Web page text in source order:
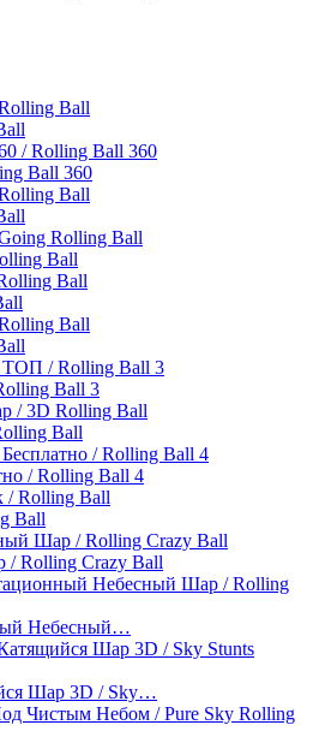
Ball 360
Ball
Ball 3
Ball
/ Rolling Ball 4
Ball
Rolling Crazy Ball
Небесный…
Шар 3D / Sky…